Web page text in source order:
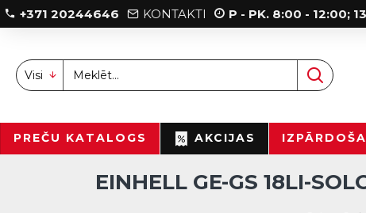
+371 20244646 KONTAKTI P - PK. 8:00 - 12:00;
Visi
PREČU KATALOGS AKCIJAS
EINHELL GE-GS 18LI-